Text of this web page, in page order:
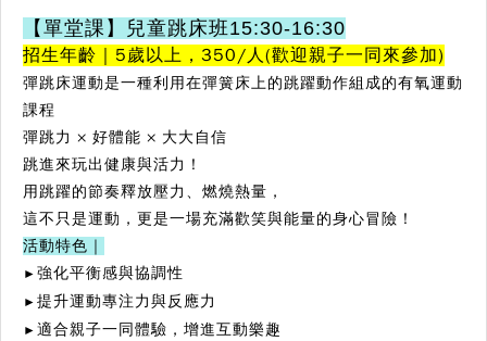
【單堂課】兒童跳床班15:30-16:30
招生年齡｜5歲以上，350/人(歡迎親子一同來參加)
彈跳床運動是一種利用在彈簧床上的跳躍動作組成的有氧運動
課程
彈跳力 × 好體能 × 大大自信
跳進來玩出健康與活力！
用跳躍的節奏釋放壓力、燃燒熱量，
這不只是運動，更是一場充滿歡笑與能量的身心冒險！
活動特色｜
►強化平衡感與協調性
►提升運動專注力與反應力
►適合親子一同體驗，增進互動樂趣